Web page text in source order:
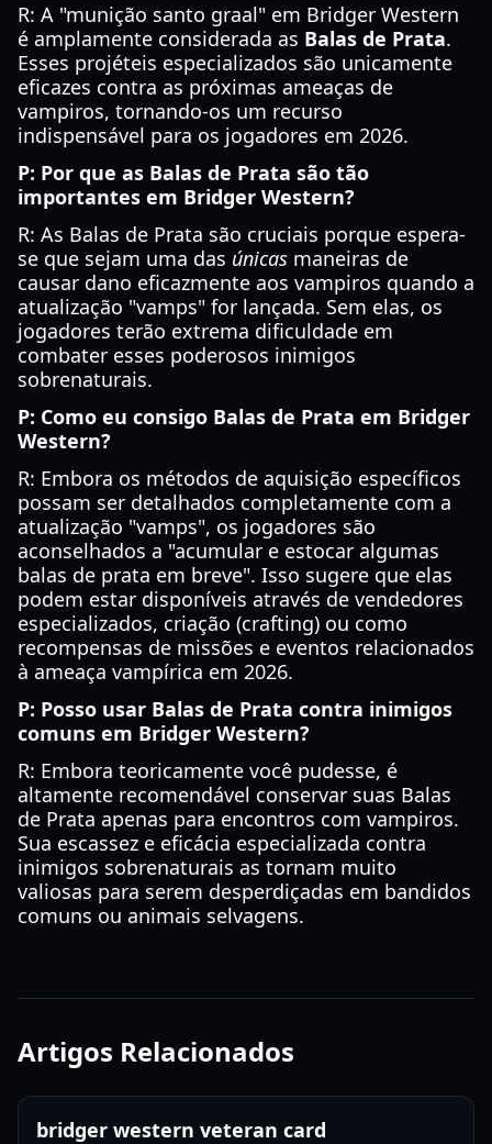
R: A "munição santo graal" em Bridger Western
é amplamente considerada as Balas de Prata.
Esses projéteis especializados são unicamente
eficazes contra as próximas ameaças de
vampiros, tornando-os um recurso
indispensável para os jogadores em 2026.
P: Por que as Balas de Prata são tão
importantes em Bridger Western?
R: As Balas de Prata são cruciais porque espera-
se que sejam uma das únicas maneiras de
causar dano eficazmente aos vampiros quando a
atualização "vamps" for lançada. Sem elas, os
jogadores terão extrema dificuldade em
combater esses poderosos inimigos
sobrenaturais.
P: Como eu consigo Balas de Prata em Bridger
Western?
R: Embora os métodos de aquisição específicos
possam ser detalhados completamente com a
atualização "vamps", os jogadores são
aconselhados a "acumular e estocar algumas
balas de prata em breve". Isso sugere que elas
podem estar disponíveis através de vendedores
especializados, criação (crafting) ou como
recompensas de missões e eventos relacionados
à ameaça vampírica em 2026.
P: Posso usar Balas de Prata contra inimigos
comuns em Bridger Western?
R: Embora teoricamente você pudesse, é
altamente recomendável conservar suas Balas
de Prata apenas para encontros com vampiros.
Sua escassez e eficácia especializada contra
inimigos sobrenaturais as tornam muito
valiosas para serem desperdiçadas em bandidos
comuns ou animais selvagens.
Artigos Relacionados
bridger western veteran card